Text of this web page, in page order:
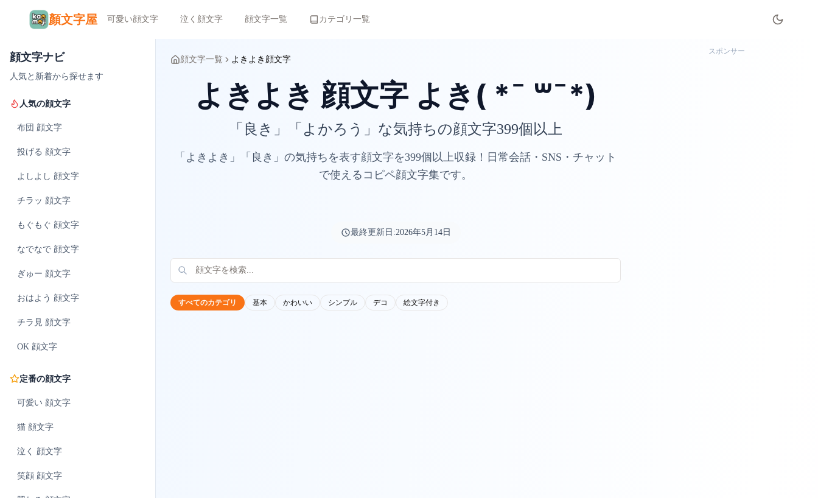
顏文字屋 可愛い顔文字 泣く顔文字 顔文字一覧 カテゴリ一覧
顔文字ナビ
人気と新着から探せます
人気の顔文字
布団 顔文字
投げる 顔文字
よしよし 顔文字
チラッ 顔文字
もぐもぐ 顔文字
なでなで 顔文字
ぎゅー 顔文字
おはよう 顔文字
チラ見 顔文字
OK 顔文字
定番の顔文字
可愛い 顔文字
猫 顔文字
泣く 顔文字
笑顔 顔文字
顔文字一覧 よきよき顔文字
よきよき 顔文字 よき( *¯ ꒳¯*)
「良き」「よかろう」な気持ちの顔文字399個以上
「よきよき」「良き」の気持ちを表す顔文字を399個以上収録！日常会話・SNS・チャット
で使えるコピペ顔文字集です。
最終更新日:2026年5月14日
すべてのカテゴリ 基本 かわいい シンプル デコ 絵文字付き
スポンサー